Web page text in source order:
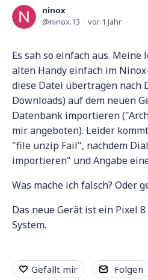
ninox
ninox.13
vor 1 Jahr
Es sah so einfach aus. Meine
alten Handy einfach im
diese Datei übertragen nach
Downloads) auf dem neuen
Datenbank importieren
mir angeboten). Leider
"file unzip Fail", nachdem
importieren" und Angabe
Was mache ich falsch? Oder
Das neue Gerät ist ein Pixel
System.
Gefällt mir Folgen